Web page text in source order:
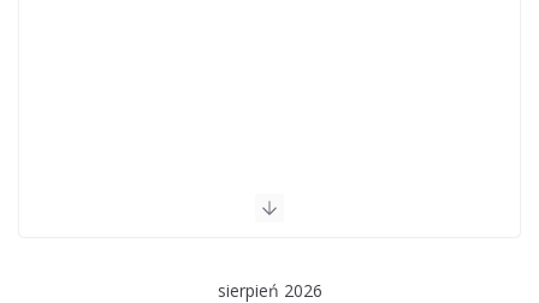
sierpień 2026